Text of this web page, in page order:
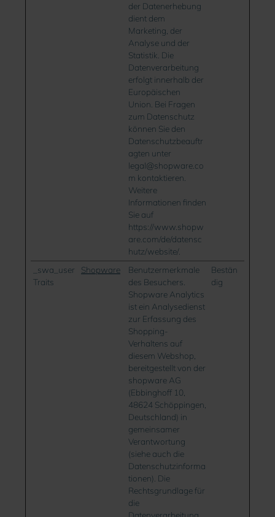
der Datenerhebung
dient dem
Marketing, der
Analyse und der
Statistik. Die
Datenverarbeitung
erfolgt innerhalb der
Europäischen
Union. Bei Fragen
zum Datenschutz
können Sie den
Datenschutzbeauftr
agten unter
legal@shopware.co
m kontaktieren.
Weitere
Informationen finden
Sie auf
https://www.shopw
are.com/de/datensc
hutz/website/.
_swa_user
Traits
Shopware
Benutzermerkmale
des Besuchers.
Shopware Analytics
ist ein Analysedienst
zur Erfassung des
Shopping-
Verhaltens auf
diesem Webshop,
bereitgestellt von der
shopware AG
(Ebbinghoff 10,
48624 Schöppingen,
Deutschland) in
gemeinsamer
Verantwortung
(siehe auch die
Datenschutzinforma
tionen). Die
Rechtsgrundlage für
die
Bestän
dig